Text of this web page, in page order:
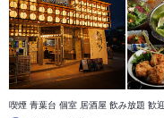
喫煙 青葉台 個室 居酒屋 飲み放題 歓